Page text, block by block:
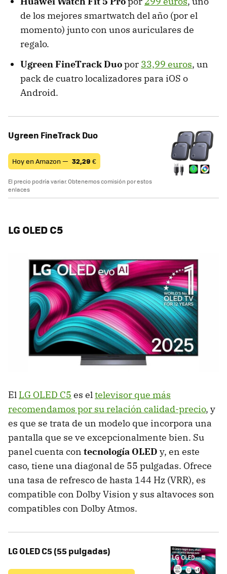
de los mejores smartwatch del año (por el
momento) junto con unos auriculares de
regalo.
Ugreen FineTrack Duopor 33,99 euros, un
pack de cuatro localizadores para iOS o
Android.
Ugreen FineTrack Duo
Hoy en Amazon — 32,29 €
El precio podría variar. Obtenemos comisión por estos
enlaces
LG OLED C5
El LG OLED C5 es eltelevisor que más
recomendamos por su relación calidad-precio, y
es que se trata de un modelo que incorpora una
pantalla que se ve excepcionalmente bien. Su
panel cuenta con tecnología OLED y, en este
caso, tiene una diagonal de 55 pulgadas. Ofrece
una tasa de refresco de hasta 144 Hz (VRR), es
compatible con Dolby Vision y sus altavoces son
compatibles con Dolby Atmos.
LG OLED C5 (55 pulgadas)